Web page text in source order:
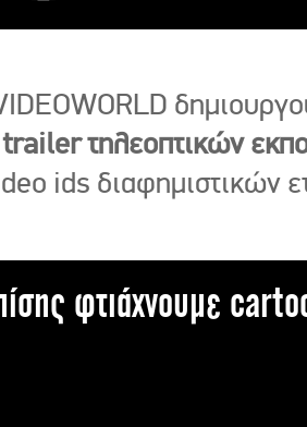
trailer τηλεοπτικών
ids διαφημιστικών
φτιάχνουμε